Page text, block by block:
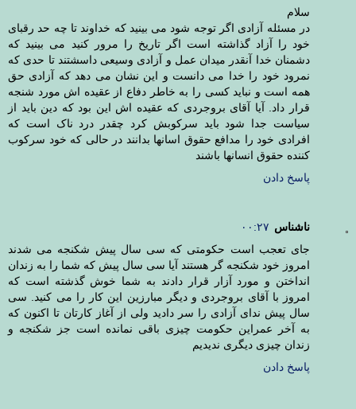
سلام
در مسئله آزادی اگر توجه شود می بینید که خداوند تا چه حد رقبای
خود را آزاد گذاشته است اگر تاریخ را مرور کنید می بینید که
دشمنان خدا آنقدر میدان عمل و آزادی وسیعی داسشتند تا حدی که
نمرود خود را خدا می دانست و این نشان می دهد که آزادی حق
همه است و نباید کسی را به خاطر دفاع از عقیده اش مورد شنجه
قرار داد. آیا آقای بروجردی که عقیده اش این بود که دین باید از
سیاست جدا شود باید سرکوبش کرد چقدر درد ناک است که
افرادی خود را مدافع حقوق اسانها بدانند در حالی که خود سرکوب
کننده حقوق انسانها باشند
پاسخ دادن
ناشناس ۰۰:۲۷
جای تعجب است حکومتی که سی سال پیش شکنجه می شدند
امروز خود شکنجه گر هستند آیا سی سال پیش که شما را به زندان
انداختن و مورد آزار قرار دادند به شما خوش گذشته است که
امروز با آقای بروجردی و دیگر مبارزین این کار را می کنید. سی
سال پیش ندای آزادی را سر دادید ولی از آغاز کارتان تا اکنون که
به آخر عمراین حکومت چیزی باقی نمانده است جز شکنجه و
زندان چیزی دیگری ندیدیم
پاسخ دادن